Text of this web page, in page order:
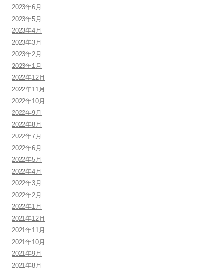
2023年6月
2023年5月
2023年4月
2023年3月
2023年2月
2023年1月
2022年12月
2022年11月
2022年10月
2022年9月
2022年8月
2022年7月
2022年6月
2022年5月
2022年4月
2022年3月
2022年2月
2022年1月
2021年12月
2021年11月
2021年10月
2021年9月
2021年8月